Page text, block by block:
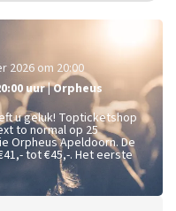
2026 om 20:00
uur|Orpheus
u geluk! Topticketshop
to normal op 25
Orpheus Apeldoorn. De
tot €45,-. Het eerste